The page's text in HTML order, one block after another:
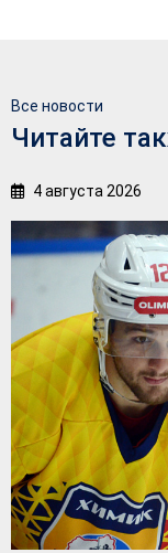
Все новости
Читайте
4 августа 2026